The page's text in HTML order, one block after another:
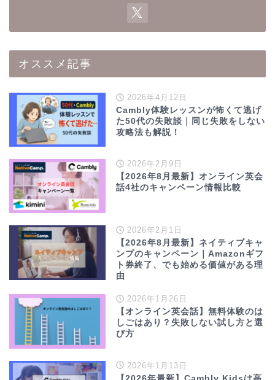
オススメ記事
2026年4月12日
Cambly体験レッスンが怖くて逃げ
た50代の失敗談｜同じ失敗をしない
攻略法も解説！
2026年2月9日
【2026年8月最新】オンライン英会
話4社のキャンペーン情報比較
2026年2月1日
【2026年8月最新】ネイティブキャ
ンプのキャンペーン｜Amazonギフ
ト券終了、でも始める価値がある理
由
2026年1月26日
【オンライン英会話】無料体験のは
しごはあり？失敗しない試し方と選
び方
2026年1月13日